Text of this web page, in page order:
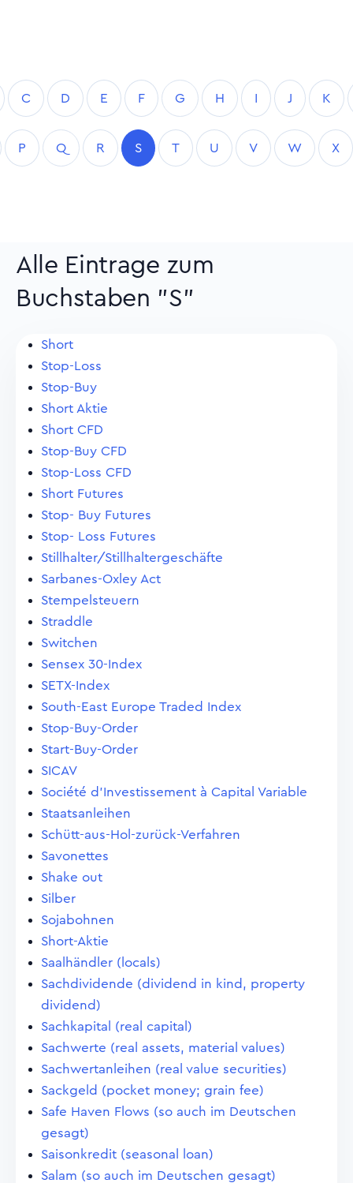
C D E F G H I J K
P Q R S T U V W X
Alle Eintrage zum
Buchstaben "S"
Short
Stop-Loss
Stop-Buy
Short Aktie
Short CFD
Stop-Buy CFD
Stop-Loss CFD
Short Futures
Stop- Buy Futures
Stop- Loss Futures
Stillhalter/Stillhaltergeschäfte
Sarbanes-Oxley Act
Stempelsteuern
Straddle
Switchen
Sensex 30-Index
SETX-Index
South-East Europe Traded Index
Stop-Buy-Order
Start-Buy-Order
SICAV
Société d'Investissement à Capital Variable
Staatsanleihen
Schütt-aus-Hol-zurück-Verfahren
Savonettes
Shake out
Silber
Sojabohnen
Short-Aktie
Saalhändler (locals)
Sachdividende (dividend in kind, property
dividend)
Sachkapital (real capital)
Sachwerte (real assets, material values)
Sachwertanleihen (real value securities)
Sackgeld (pocket money; grain fee)
Safe Haven Flows (so auch im Deutschen
gesagt)
Saisonkredit (seasonal loan)
Salam (so auch im Deutschen gesagt)